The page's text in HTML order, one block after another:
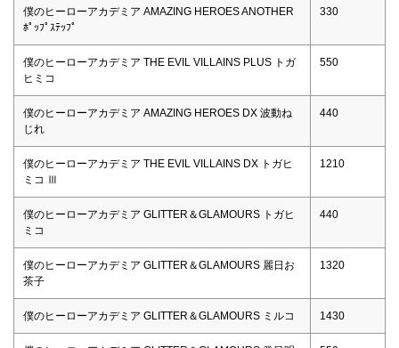
僕のヒーローアカデミア AMAZING HEROES ANOTHER
ﾎﾟｯﾌﾟｽﾃｯﾌﾟ
330
僕のヒーローアカデミア THE EVIL VILLAINS PLUS トガ
ヒミコ
550
僕のヒーローアカデミア AMAZING HEROES DX 波動ね
じれ
440
僕のヒーローアカデミア THE EVIL VILLAINS DX トガヒ
ミコ Ⅲ
1210
僕のヒーローアカデミア GLITTER＆GLAMOURS トガヒ
ミコ
440
僕のヒーローアカデミア GLITTER＆GLAMOURS 麗日お
茶子
1320
僕のヒーローアカデミア GLITTER＆GLAMOURS ミルコ 1430